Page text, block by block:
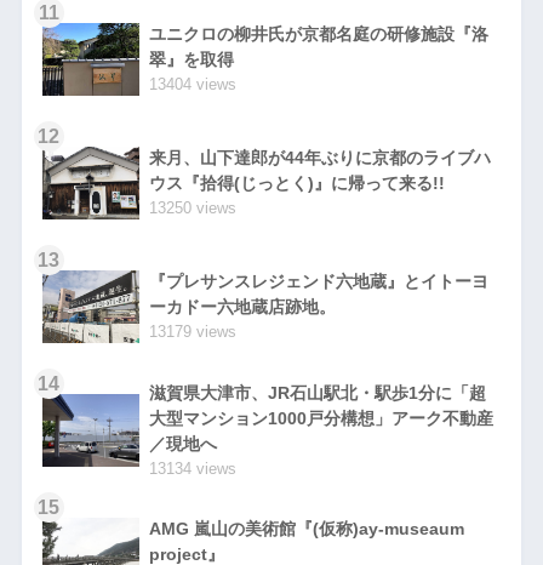
11
ユニクロの柳井氏が京都名庭の研修施設『洛
翠』を取得
13404 views
12
来月、山下達郎が44年ぶりに京都のライブハ
ウス『拾得(じっとく)』に帰って来る!!
13250 views
13
『プレサンスレジェンド六地蔵』とイトーヨ
ーカドー六地蔵店跡地。
13179 views
14
滋賀県大津市、JR石山駅北・駅歩1分に「超
大型マンション1000戸分構想」アーク不動産
／現地へ
13134 views
15
AMG 嵐山の美術館『(仮称)ay-museaum
project』